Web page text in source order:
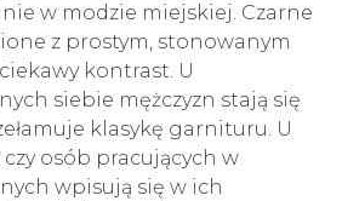
w modzie miejskiej. Czarne
z prostym, stonowanym
kontrast. U
siebie mężczyzn stają się
klasykę garnituru. U
osób pracujących w
wpisują się w ich